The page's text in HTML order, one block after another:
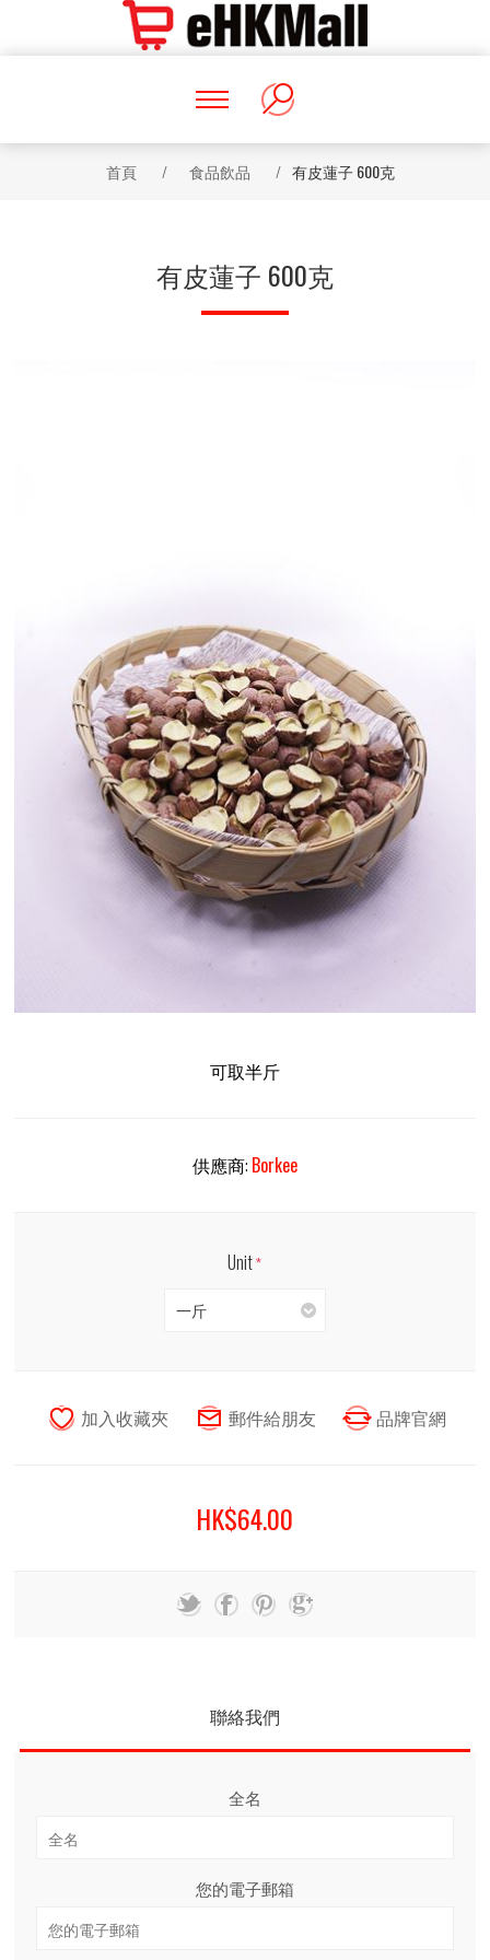
首頁 / 食品飲品 / 有皮蓮子 600克
有皮蓮子 600克
可取半斤
供應商: Borkee
Unit*
一斤
HK$64.00
聯絡我們
全名
您的電子郵箱